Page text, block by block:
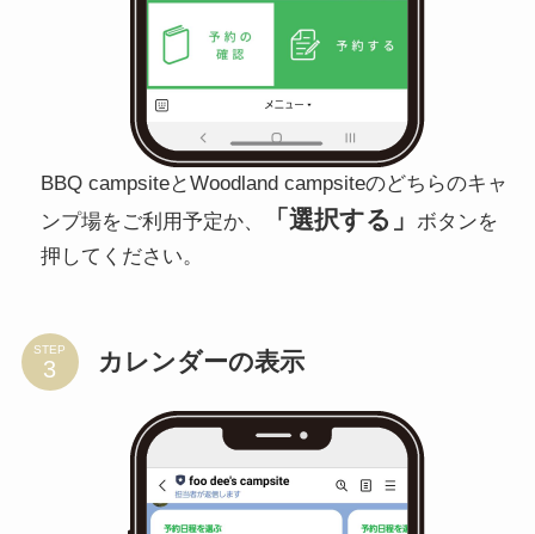
BBQ campsiteとWoodland campsiteのどちらのキャ
ンプ場をご利用予定か、
「選択する」 ボタンを
押してください。
STEP カレンダーの表示